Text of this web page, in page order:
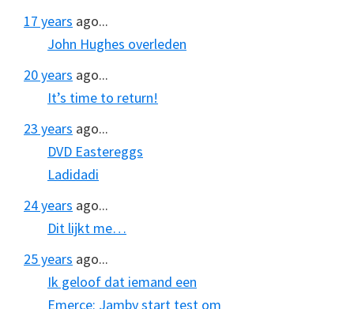
17 years ago...
John Hughes overleden
20 years ago...
It’s time to return!
23 years ago...
DVD Eastereggs
Ladidadi
24 years ago...
Dit lijkt me…
25 years ago...
Ik geloof dat iemand een
Emerce: Jamby start test om